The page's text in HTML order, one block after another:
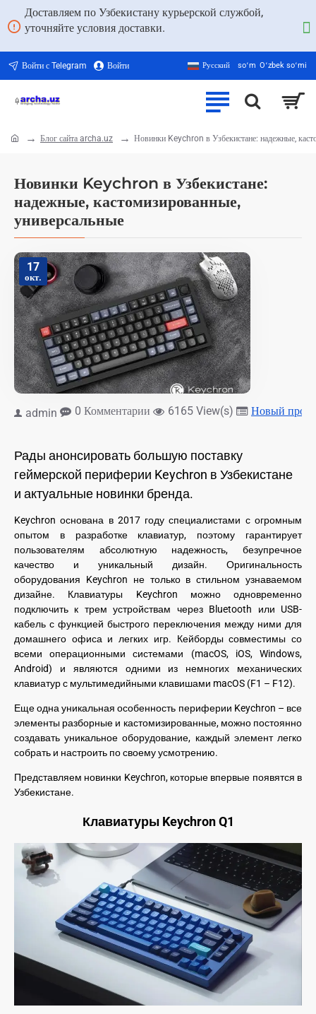
Доставляем по Узбекистану курьерской службой,
уточняйте условия доставки.
Войти с Telegram Войти Русский soʻm Oʻzbek soʻmi
Новинки Keychron в Узбекистане:
надежные, кастомизированные,
универсальные
Блог сайта archa.uz Новинки Keychron в Узбекистане: надежные,
17
окт.
admin 0 Комментарии 6165 View(s) Новый
Рады анонсировать большую поставку
геймерской периферии Keychron в Узбекистане
и актуальные новинки бренда.
Keychron основана в 2017 году специалистами с огромным
опытом в разработке клавиатур, поэтому гарантирует
пользователям абсолютную надежность, безупречное
качество и уникальный дизайн. Оригинальность
оборудования Keychron не только в стильном узнаваемом
дизайне. Клавиатуры Keychron можно одновременно
подключить к трем устройствам через Bluetooth или USB-
кабель с функцией быстрого переключения между ними для
домашнего офиса и легких игр. Кейборды совместимы со
всеми операционными системами (macOS, iOS, Windows,
Android) и являются одними из немногих механических
клавиатур с мультимедийными клавишами macOS (F1 – F12).
Еще одна уникальная особенность периферии Keychron – все
элементы разборные и кастомизированные, можно постоянно
создавать уникальное оборудование, каждый элемент легко
собрать и настроить по своему усмотрению.
Представляем новинки Keychron, которые впервые появятся в
Узбекистане.
Клавиатуры Keychron Q1